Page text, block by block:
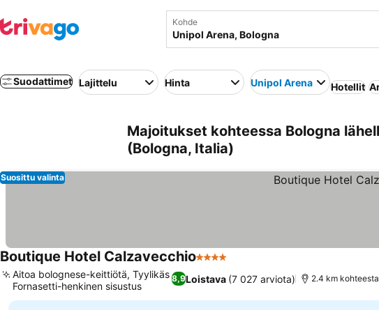
Kohde
Suodattimet Lajittelu Hinta Unipol Arena Hotellit
Majoitukset kohteessa Bologna
(Bologna, Italia)
Suosittu valinta
Boutique Hotel Calzavecchio4 Tähtiluokitus
8,9Loistava (7 027 arviota)
Aitoa bolognese-keittiötä, Tyylikäs
Fornasetti-henkinen sisustus
2.4 km